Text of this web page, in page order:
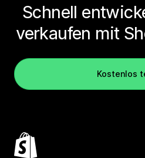
Schnell
verkaufen mit
Kostenlos